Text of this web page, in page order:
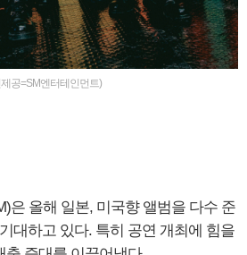
공=SM엔터테인먼트)
은 올해 일본, 미국향 앨범을 다수 준
대하고 있다. 특히 공연 개최에 힘을